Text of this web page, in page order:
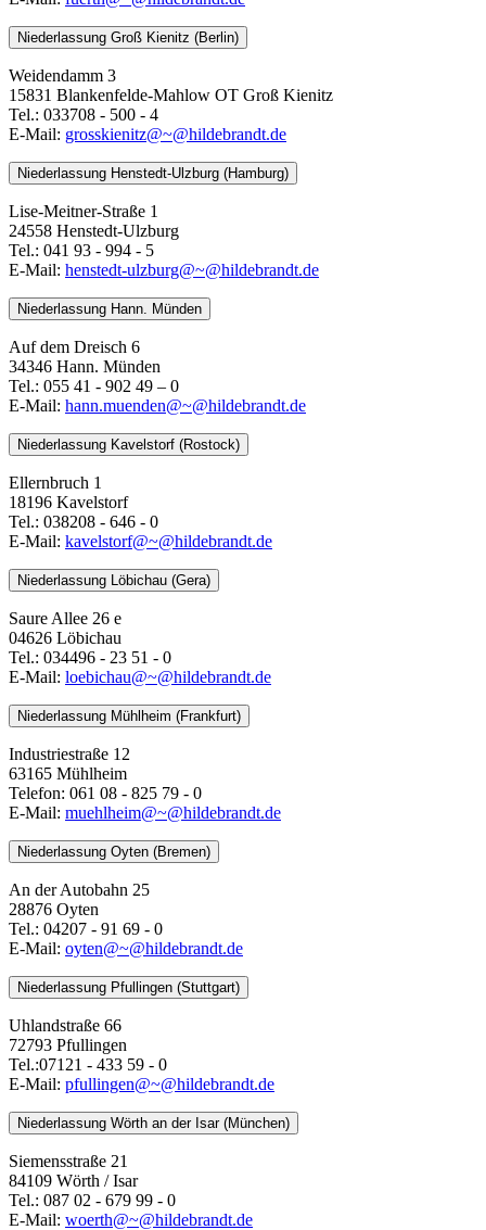
Niederlassung Groß Kienitz (Berlin)
Weidendamm 3
15831 Blankenfelde-Mahlow OT Groß Kienitz
Tel.: 033708 - 500 - 4
E-Mail: grosskienitz@~@hildebrandt.de
Niederlassung Henstedt-Ulzburg (Hamburg)
Lise-Meitner-Straße 1
24558 Henstedt-Ulzburg
Tel.: 041 93 - 994 - 5
E-Mail: henstedt-ulzburg@~@hildebrandt.de
Niederlassung Hann. Münden
Auf dem Dreisch 6
34346 Hann. Münden
Tel.: 055 41 - 902 49 – 0
E-Mail: ​​​​​​​hann.muenden@~@hildebrandt.de
Niederlassung Kavelstorf (Rostock)
Ellernbruch 1
18196 Kavelstorf
Tel.: 038208 - 646 - 0
E-Mail: kavelstorf@~@hildebrandt.de
Niederlassung Löbichau (Gera)
Saure Allee 26 e
04626 Löbichau
Tel.: 034496 - 23 51 - 0
E-Mail: loebichau@~@hildebrandt.de
Niederlassung Mühlheim (Frankfurt)
Industriestraße 12
63165 Mühlheim
Telefon: 061 08 - 825 79 - 0
E-Mail: muehlheim@~@hildebrandt.de
Niederlassung Oyten (Bremen)
An der Autobahn 25
28876 Oyten
Tel.: 04207 - 91 69 - 0
E-Mail: oyten@~@hildebrandt.de
Niederlassung Pfullingen (Stuttgart)
Uhlandstraße 66
72793 Pfullingen
Tel.:07121 - 433 59 - 0
E-Mail: pfullingen@~@hildebrandt.de
Niederlassung Wörth an der Isar (München)
Siemensstraße 21
84109 Wörth / Isar
Tel.: 087 02 - 679 99 - 0
E-Mail: woerth@~@hildebrandt.de